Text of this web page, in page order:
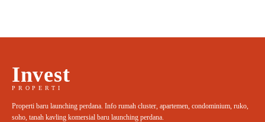
Invest
PROPERTI
Properti baru launching perdana. Info rumah cluster, apartemen, condominium, ruko,
soho, tanah kavling komersial baru launching perdana.